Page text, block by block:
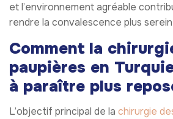
et l’environnement agréable
rendre la convalescence plus
Comment la
paupières en
à paraître plus
L’objectif principal de la chirurgie